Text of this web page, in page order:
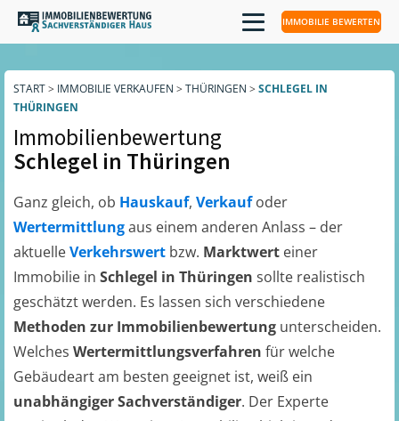
IMMOBILIE BEWERTEN
START> IMMOBILIE VERKAUFEN > THÜRINGEN > SCHLEGEL IN
THÜRINGEN
Immobilienbewertung
Schlegel in Thüringen
Ganz gleich, ob Hauskauf, Verkaufoder
Wertermittlungaus einem anderen Anlass – der
aktuelleVerkehrswert bzw. Marktwert einer
Immobilie in Schlegel in Thüringen sollte realistisch
geschätzt werden. Es lassen sich verschiedene
Methoden zur Immobilienbewertung unterscheiden.
Welches Wertermittlungsverfahren für welche
Gebäudeart am besten geeignet ist, weiß ein
unabhängiger Sachverständiger. Der Experte